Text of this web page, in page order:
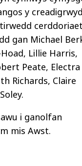
y
gan Michael
Lillie Harris,
Peate, Electra
Richards, Claire
i ganolfan
mis Awst.